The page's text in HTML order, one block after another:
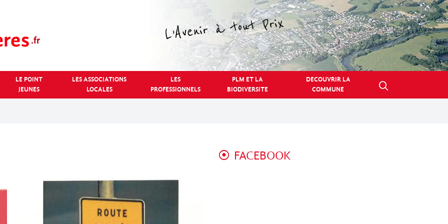
LE POINT
JEUNES
LES ASSOCIATIONS
LOCALES
LES
PROFESSIONNELS
PLM ET LA
BIODIVERSITE
DECOUVRIR LA
COMMUNE
FACEBOOK